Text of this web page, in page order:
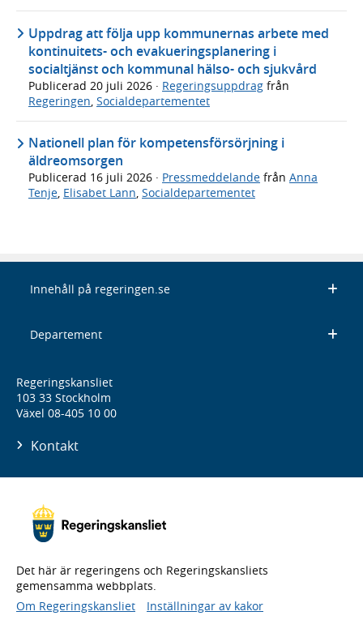
Uppdrag att följa upp kommunernas arbete med
kontinuitets- och evakueringsplanering i
socialtjänst och kommunal hälso- och sjukvård
Publicerad 20 juli 2026 · Regeringsuppdrag från
Regeringen Socialdepartementet
Nationell plan för kompetensförsörjning i
äldreomsorgen
Publicerad 16 juli 2026 · Pressmeddelande från Anna
Tenje, Elisabet Lann, Socialdepartementet
Innehåll på regeringen.se
Departement
Regeringskansliet
103 33 Stockholm
Växel 08-405 10 00
Kontakt
Det här är regeringens och Regeringskansliets
gemensamma webbplats.
Om Regeringskansliet
Inställningar av kakor